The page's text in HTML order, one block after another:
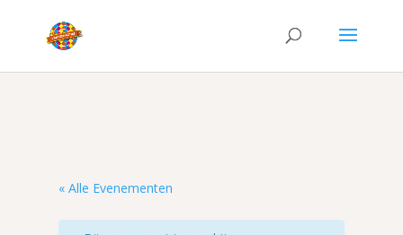
« Alle Evenementen